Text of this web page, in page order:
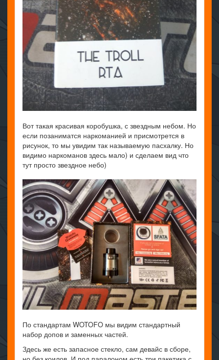
Вот такая красивая коробушка, с звездным небом. Но
если позаниматся наркоманией и присмотрется в
рисунок, то мы увидим так называемую пасхалку. Но
видимо наркоманов здесь мало) и сделаем вид что
тут просто звездное небо)
По стандартам WOTOFO мы видим стандартный
набор допов и заменных частей.
Здесь же есть запасное стекло, сам девайс в сборе,